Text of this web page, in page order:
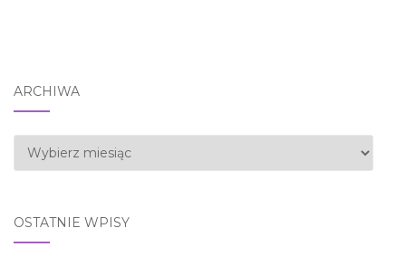
ARCHIWA
Archiwa
OSTATNIE WPISY